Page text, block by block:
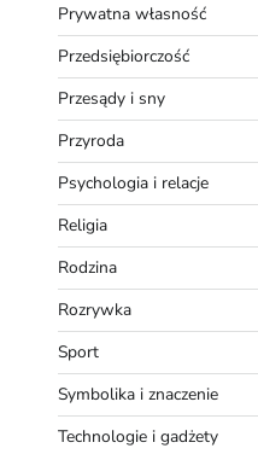
Prywatna własność
Przedsiębiorczość
Przesądy i sny
Przyroda
Psychologia i relacje
Religia
Rodzina
Rozrywka
Sport
Symbolika i znaczenie
Technologie i gadżety